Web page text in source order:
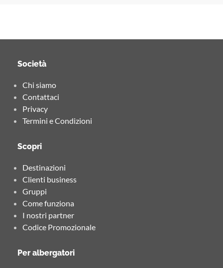
Società
Chi siamo
Contattaci
Privacy
Termini e Condizioni
Scopri
Destinazioni
Clienti business
Gruppi
Come funziona
I nostri partner
Codice Promozionale
Per albergatori